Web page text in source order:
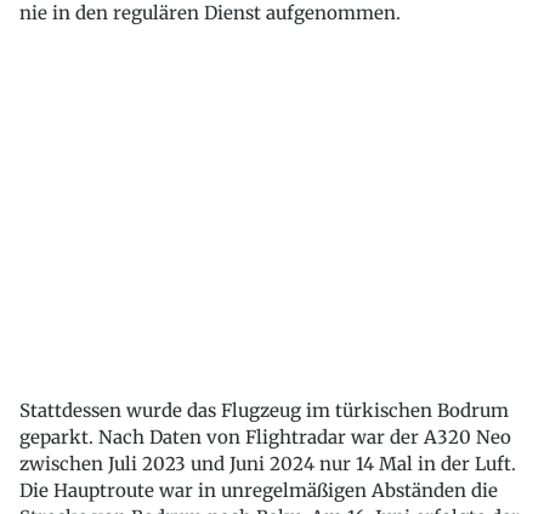
nie in den regulären Dienst aufgenommen.
Stattdessen wurde das Flugzeug im türkischen Bodrum
geparkt. Nach Daten von Flightradar war der A320 Neo
zwischen Juli 2023 und Juni 2024 nur 14 Mal in der Luft.
Die Hauptroute war in unregelmäßigen Abständen die